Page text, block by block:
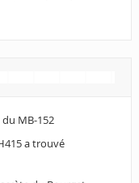
MB-152
a trouvé